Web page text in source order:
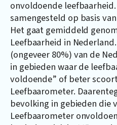
onvoldoende
samengesteld op basis
Het gaat gemiddeld
Leefbaarheid in
(ongeveer 80%) van de
in gebieden waar de
voldoende” of beter
Leefbaarometer.
bevolking in gebieden die
Leefbaarometer